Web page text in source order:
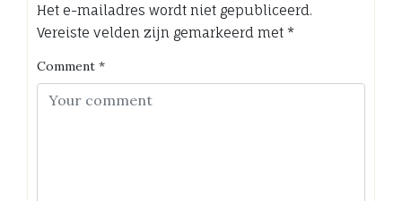
Het e-mailadres wordt niet gepubliceerd.
Vereiste velden zijn gemarkeerd met *
Comment *